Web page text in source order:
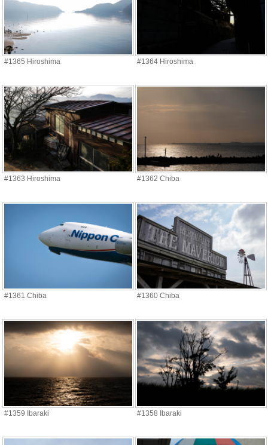
#1365 Hiroshima #1364 Hiroshima
#1363 Hiroshima #1362 Chiba
#1361 Chiba #1360 Chiba
#1359 Ibaraki #1358 Ibaraki